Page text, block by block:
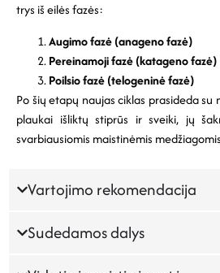
trys iš eilės fazės:
Augimo fazė (anageno fazė)
Pereinamoji fazė (katageno fazė)
Poilsio fazė (telogeninė fazė)
Po šių etapų naujas ciklas prasideda
plaukai išliktų stiprūs ir sveiki, jų
svarbiausiomis maistinėmis
Vartojimo rekomendacija
Sudedamos dalys